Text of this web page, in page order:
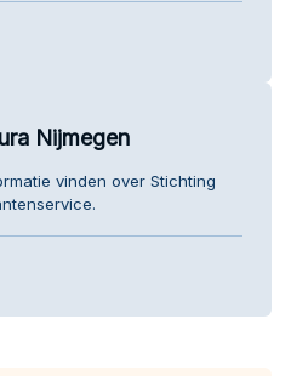
Nijmegen
vinden over Stichting